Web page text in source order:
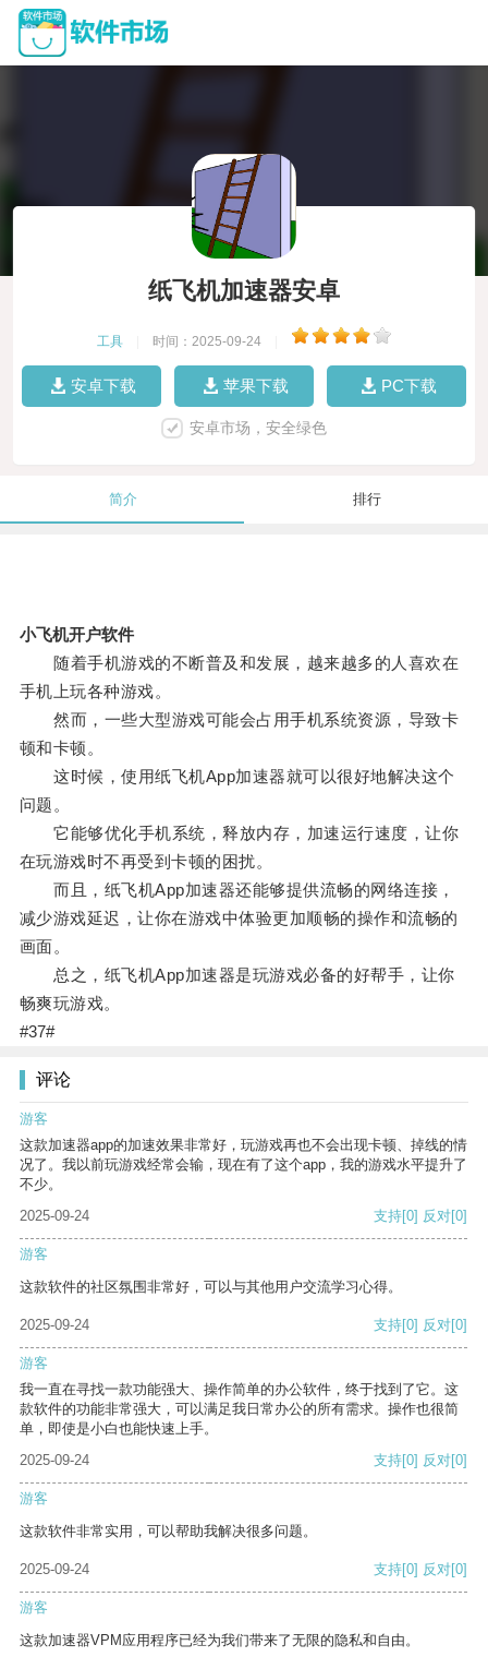
纸飞机加速器安卓
工具 时间：2025-09-24
安卓下载 苹果下载 PC下载
安卓市场，安全绿色
简介 排行
小飞机开户软件
随着手机游戏的不断普及和发展，越来越多的人喜欢在
手机上玩各种游戏。
然而，一些大型游戏可能会占用手机系统资源，导致卡
顿和卡顿。
这时候，使用纸飞机App加速器就可以很好地解决这个
问题。
它能够优化手机系统，释放内存，加速运行速度，让你
在玩游戏时不再受到卡顿的困扰。
而且，纸飞机App加速器还能够提供流畅的网络连接，
减少游戏延迟，让你在游戏中体验更加顺畅的操作和流畅的
画面。
总之，纸飞机App加速器是玩游戏必备的好帮手，让你
畅爽玩游戏。
#37#
评论
游客
这款加速器app的加速效果非常好，玩游戏再也不会出现卡顿、掉线的情
况了。我以前玩游戏经常会输，现在有了这个app，我的游戏水平提升了
不少。
2025-09-24
支持[0] 反对[0]
游客
这款软件的社区氛围非常好，可以与其他用户交流学习心得。
2025-09-24 支持[0] 反对[0]
游客
我一直在寻找一款功能强大、操作简单的办公软件，终于找到了它。这
款软件的功能非常强大，可以满足我日常办公的所有需求。操作也很简
单，即使是小白也能快速上手。
2025-09-24
支持[0] 反对[0]
游客
这款软件非常实用，可以帮助我解决很多问题。
2025-09-24 支持[0] 反对[0]
游客
这款加速器VPM应用程序已经为我们带来了无限的隐私和自由。